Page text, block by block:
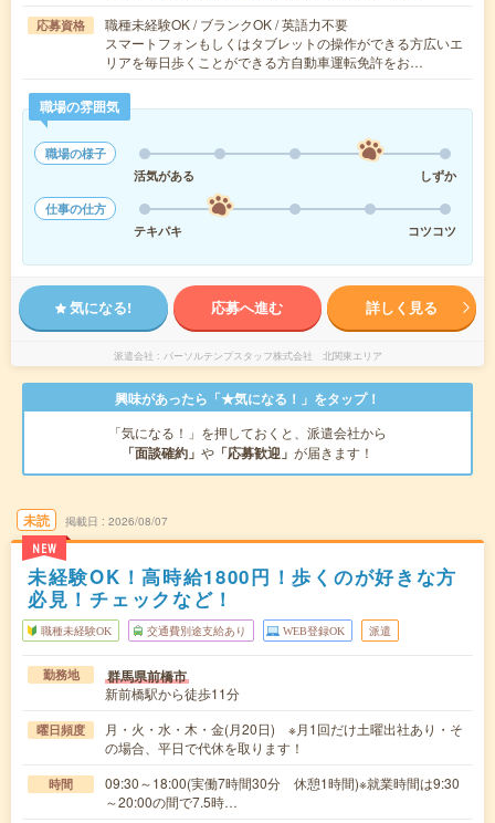
応募資格
職種未経験OK / ブランクOK / 英語力不要
スマートフォンもしくはタブレットの操作ができる方広いエ
リアを毎日歩くことができる方自動車運転免許をお…
職場の雰囲気
職場の様子
活気がある
しずか
仕事の仕方
テキパキ
コツコツ
気になる! 応募へ進む 詳しく見る
派遣会社 パーソルテンプスタッフ株式会社 北関東エリア
興味があったら「★気になる！」をタップ！
「気になる！」を押しておくと、派遣会社から
「面談確約」 や 「応募歓迎」 が届きます！
未読
NEW
掲載日 2026/08/07
未経験OK！高時給1800円！歩くのが好きな方
必見！チェックなど！
職種未経験OK 交通費別途支給あり WEB登録OK 派遣
勤務地 群馬県前橋市
新前橋駅から徒歩11分
曜日頻度
月・火・水・木・金(月20日) ※月1回だけ土曜出社あり・そ
の場合、平日で代休を取ります！
時間
09:30～18:00(実働7時間30分 休憩1時間)※就業時間は9:30
～20:00の間で7.5時…